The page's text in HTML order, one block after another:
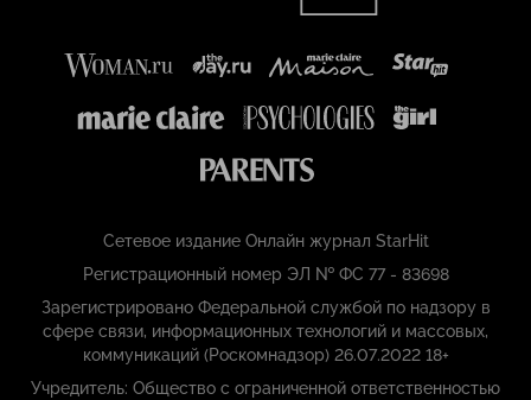
Сетевое издание Онлайн журнал StarHit
Регистрационный номер ЭЛ № ФС 77 - 83698
Зарегистрировано Федеральной службой по надзору в
сфере связи, информационных технологий и массовых,
коммуникаций (Роскомнадзор) 26.07.2022 18+
Учредитель: Общество с ограниченной ответственностью